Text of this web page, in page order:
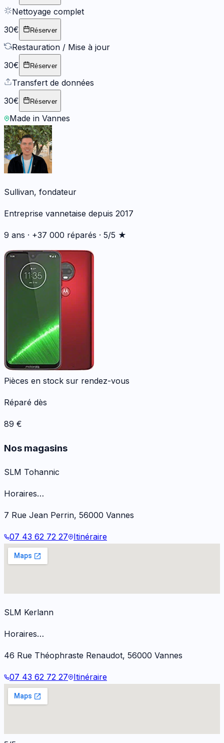
Nettoyage complet
30€
Réserver
Restauration / Mise à jour
30€
Réserver
Transfert de données
30€
Réserver
Made in Vannes
Sullivan, fondateur
Entreprise vannetaise depuis 2017
9 ans · +37 000 réparés · 5/5 ★
Pièces en stock sur rendez-vous
Réparé dès
89 €
Nos magasins
SLM Tohannic
Horaires…
7 Rue Jean Perrin, 56000 Vannes
07 43 62 72 27 Itinéraire
SLM Kerlann
Horaires…
46 Rue Théophraste Renaudot, 56000 Vannes
07 43 62 72 27 Itinéraire